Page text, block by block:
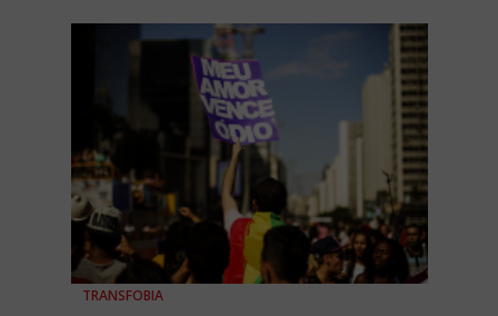
TRANSFOBIA